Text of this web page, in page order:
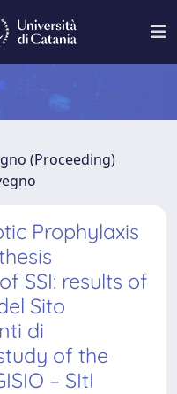
(Proceeding)
Prophylaxis
SSI: results of
Sito
di
of the
– SItI